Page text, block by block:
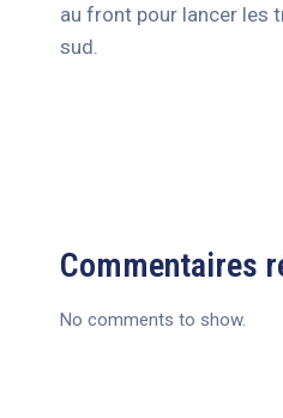
au front pour lancer les
sud.
Commentaires
No comments to show.